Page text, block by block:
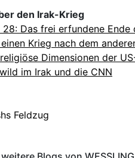
den Irak-Krieg
Das frei erfundene Ende
Krieg nach dem
Dimensionen der
im Irak und die CNN
Feldzug